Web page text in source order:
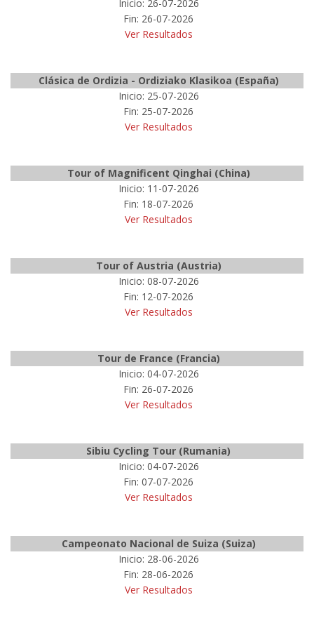
Inicio: 26-07-2026
Fin: 26-07-2026
Ver Resultados
Clásica de Ordizia - Ordiziako Klasikoa (España)
Inicio: 25-07-2026
Fin: 25-07-2026
Ver Resultados
Tour of Magnificent Qinghai (China)
Inicio: 11-07-2026
Fin: 18-07-2026
Ver Resultados
Tour of Austria (Austria)
Inicio: 08-07-2026
Fin: 12-07-2026
Ver Resultados
Tour de France (Francia)
Inicio: 04-07-2026
Fin: 26-07-2026
Ver Resultados
Sibiu Cycling Tour (Rumania)
Inicio: 04-07-2026
Fin: 07-07-2026
Ver Resultados
Campeonato Nacional de Suiza (Suiza)
Inicio: 28-06-2026
Fin: 28-06-2026
Ver Resultados